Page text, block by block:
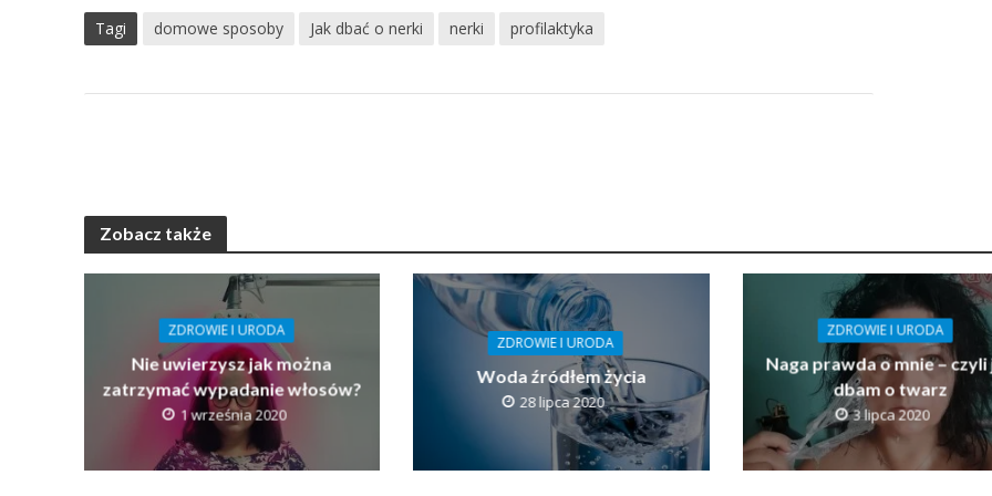
Tagi domowe sposoby Jak dbać o nerki nerki profilaktyka
Zobacz także
ZDROWIE I URODA
Nie uwierzysz jak można
zatrzymać wypadanie włosów?
1 września 2020
ZDROWIE I URODA
Woda źródłem życia
28 lipca 2020
ZDROWIE I URODA
Naga prawda o mnie – czyli
dbam o twarz
3 lipca 2020